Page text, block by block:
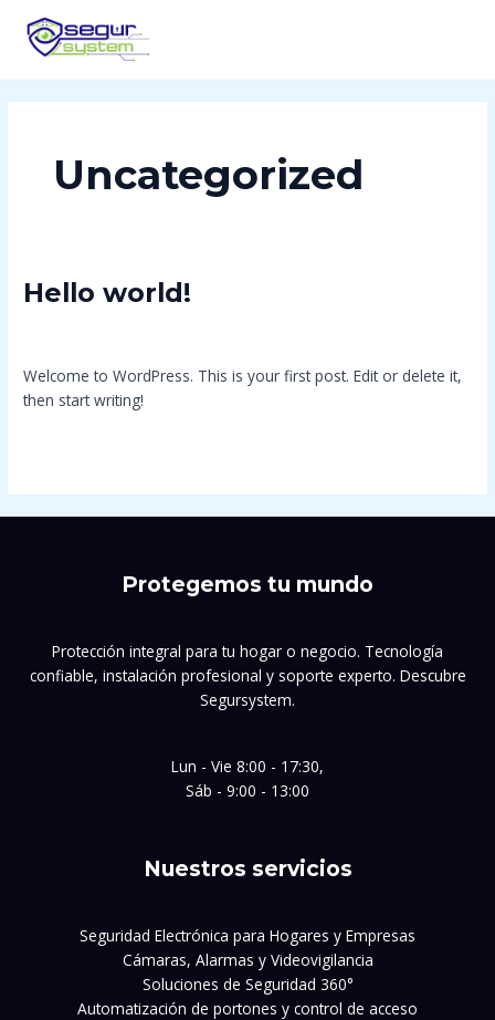
contenido
Uncategorized
Hello world!
Welcome to WordPress. This is your first post. Edit or delete it,
then start writing!
Hello
Protegemos tu mundo
Protección integral para tu hogar o negocio. Tecnología
confiable, instalación profesional y soporte experto. Descubre
Segursystem.
Lun - Vie 8:00 - 17:30,
Sáb - 9:00 - 13:00
Nuestros servicios
Seguridad Electrónica para Hogares y Empresas
Cámaras, Alarmas y Videovigilancia
Soluciones de Seguridad 360°
Automatización de portones y control de acceso